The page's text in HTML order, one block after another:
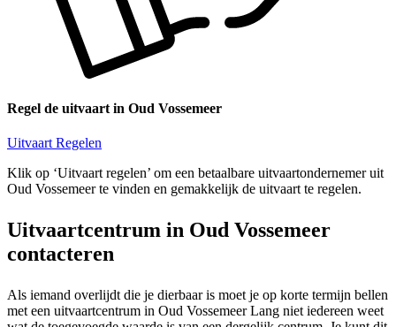
Regel de uitvaart in Oud Vossemeer
Uitvaart Regelen
Klik op ‘Uitvaart regelen’ om een betaalbare uitvaartondernemer uit
Oud Vossemeer te vinden en gemakkelijk de uitvaart te regelen.
Uitvaartcentrum in Oud Vossemeer
contacteren
Als iemand overlijdt die je dierbaar is moet je op korte termijn bellen
met een uitvaartcentrum in Oud Vossemeer Lang niet iedereen weet